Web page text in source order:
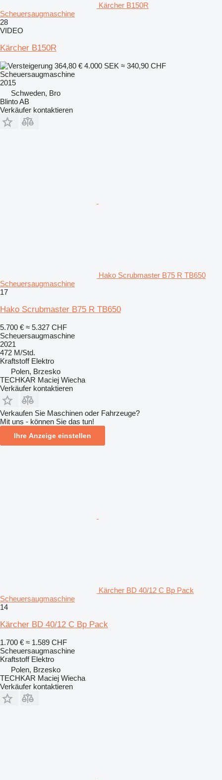
Kärcher B150R
Scheuersaugmaschine
28
VIDEO
Kärcher B150R
364,80 € 4.000 SEK ≈ 340,90 CHF
Scheuersaugmaschine
2015
Schweden, Bro
Blinto AB
Verkäufer kontaktieren
Hako Scrubmaster B75 R TB650
Scheuersaugmaschine
17
Hako Scrubmaster B75 R TB650
5.700 € ≈ 5.327 CHF
Scheuersaugmaschine
2021
472 M/Std.
Kraftstoff Elektro
Polen, Brzesko
TECHKAR Maciej Wiecha
Verkäufer kontaktieren
Verkaufen Sie Maschinen oder Fahrzeuge?
Mit uns - können Sie das tun!
Ihre Anzeige einstellen
Kärcher BD 40/12 C Bp Pack
Scheuersaugmaschine
14
Kärcher BD 40/12 C Bp Pack
1.700 € ≈ 1.589 CHF
Scheuersaugmaschine
Kraftstoff Elektro
Polen, Brzesko
TECHKAR Maciej Wiecha
Verkäufer kontaktieren